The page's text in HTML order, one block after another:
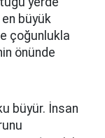
büyük
çoğunlukla
önünde
büyür. İnsan